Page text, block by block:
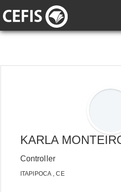
KARLA
Controller
ITAPIPOCA , CE